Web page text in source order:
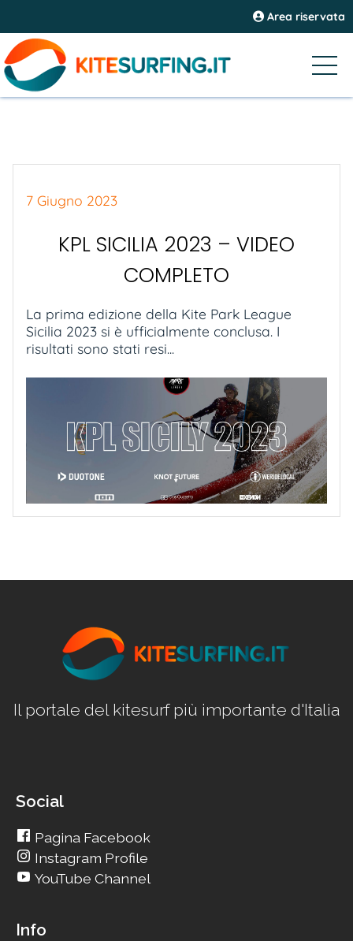
Area riservata
7 Giugno 2023
KPL SICILIA 2023 – VIDEO
COMPLETO
La prima edizione della Kite Park League
Sicilia 2023 si è ufficialmente conclusa. I
risultati sono stati resi...
Il portale del kitesurf più importante d'Italia
Social
Pagina Facebook
Instagram Profile
YouTube Channel
Info